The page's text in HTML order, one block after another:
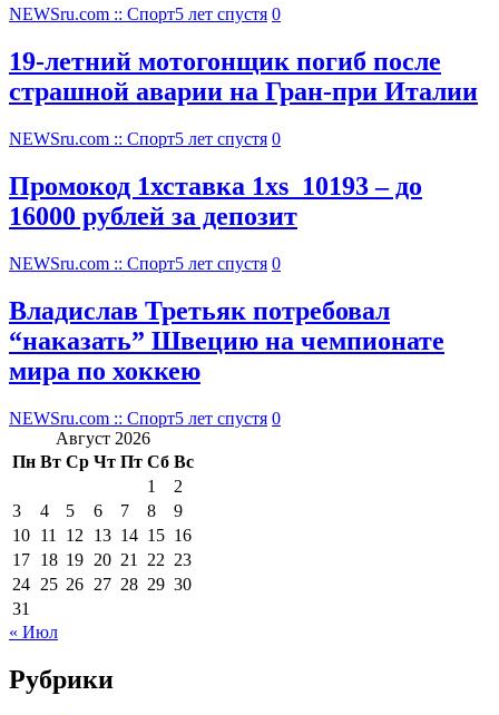
NEWSru.com :: Спорт5 лет спустя 0
19-летний мотогонщик погиб после
страшной аварии на Гран-при Италии
NEWSru.com :: Спорт5 лет спустя 0
Промокод 1хставка 1xs_10193 – до
16000 рублей за депозит
NEWSru.com :: Спорт5 лет спустя 0
Владислав Третьяк потребовал
“наказать” Швецию на чемпионате
мира по хоккею
NEWSru.com :: Спорт5 лет спустя 0
Август 2026
Пн Вт Ср Чт Пт Сб Вс
1
2
3
4 5 6 7 8
9
10 11 12 13 14 15 16
17 18 19 20 21 22 23
24 25 26 27 28 29 30
31
« Июл
Рубрики